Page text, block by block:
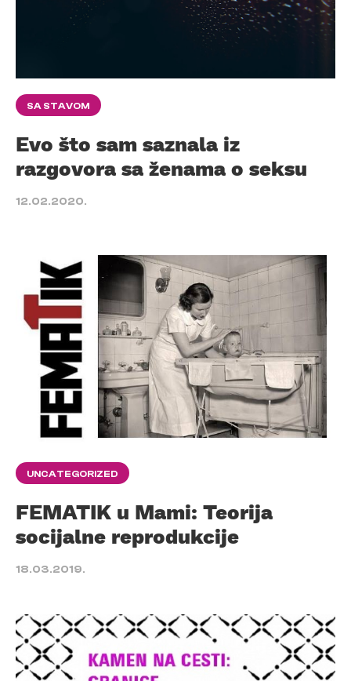
SA STAVOM
Evo što sam saznala iz
razgovora sa ženama o seksu
12.02.2020.
UNCATEGORIZED
FEMATIK u Mami: Teorija
socijalne reprodukcije
18.03.2019.